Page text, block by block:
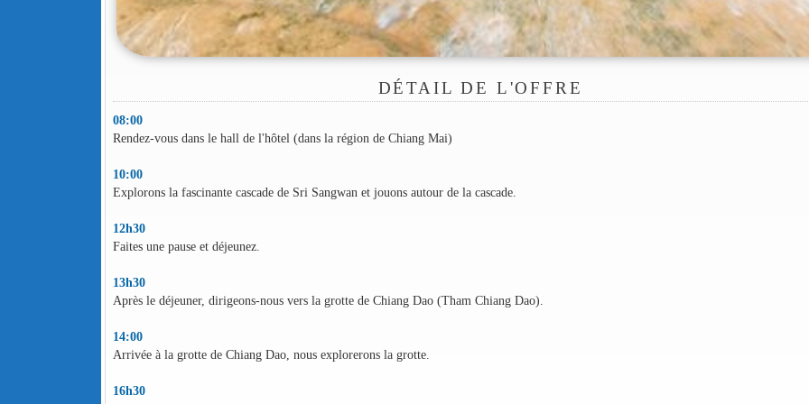
DÉTAIL DE L'OFFRE
08:00
Rendez-vous dans le hall de l'hôtel (dans la région de Chiang Mai)
10:00
Explorons la fascinante cascade de Sri Sangwan et jouons autour de la cascade.
12h30
Faites une pause et déjeunez.
13h30
Après le déjeuner, dirigeons-nous vers la grotte de Chiang Dao (Tham Chiang Dao).
14:00
Arrivée à la grotte de Chiang Dao, nous explorerons la grotte.
16h30